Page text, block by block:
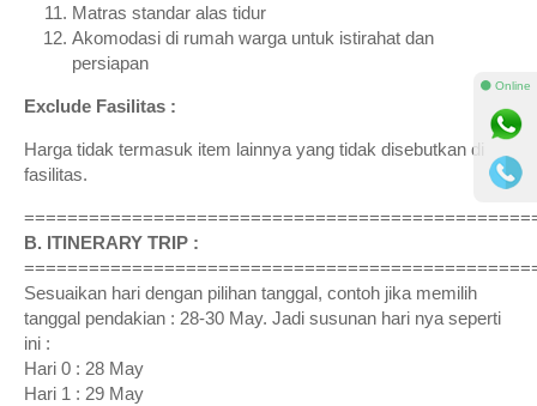
Matras standar alas tidur
Akomodasi di rumah warga untuk istirahat dan
persiapan
Exclude Fasilitas :
Harga tidak termasuk item lainnya yang tidak disebutkan di
fasilitas.
B. ITINERARY TRIP :
Sesuaikan hari dengan pilihan tanggal, contoh jika memilih
tanggal pendakian : 28-30 May. Jadi susunan hari nya seperti
ini :
Hari 0 : 28 May
Hari 1 : 29 May
⚫ Online